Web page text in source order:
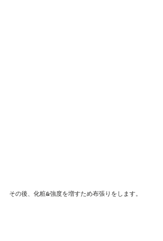
その後、化粧&強度を増すため布張りをします。